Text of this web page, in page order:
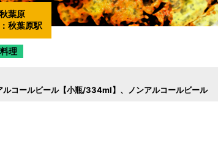
秋葉原
秋葉原駅
理
ルコールビール【小瓶/334ml】 ノンアルコールビール